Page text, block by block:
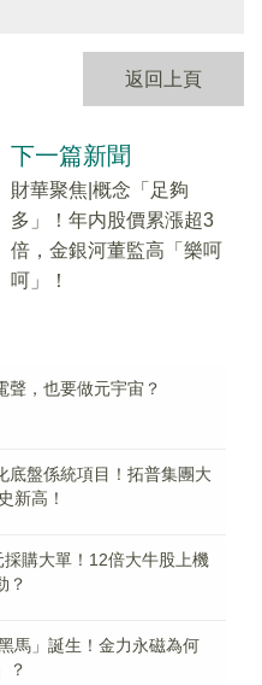
返回上頁
下一篇新聞
財華聚焦|概念「足夠
多」！年内股價累漲超3
倍，金銀河董監高「樂呵
呵」！
聲，也要做元宇宙？
底盤係統項目！拓普集團大
新高！
採購大單！12倍大牛股上機
？
馬」誕生！金力永磁為何
？